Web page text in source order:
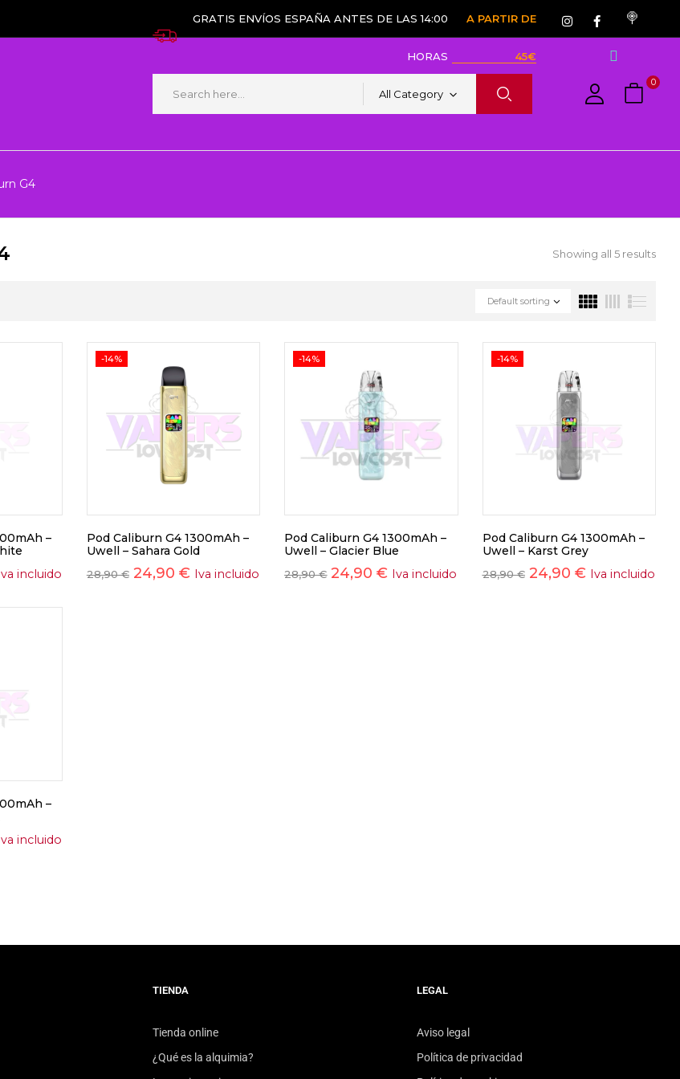
GRATIS ENVÍOS ESPAÑA ANTES DE LAS 14:00
HORAS
A PARTIR DE
45€
All Category
0
G4
Showing all 5 results
Default sorting
–
Iva incluido
-14%
Pod Caliburn G4 1300mAh –
Uwell – Sahara Gold
28,90€ 24,90 € Iva incluido
-14%
Pod Caliburn G4 1300mAh –
Uwell – Glacier Blue
28,90€ 24,90€ Iva incluido
-14%
Pod Caliburn G4 1300mAh –
Uwell – Karst Grey
28,90€ 24,90 € Iva incluido
–
incluido
TIENDA
Tienda online
¿Qué es la alquimia?
LEGAL
Aviso legal
Política de privacidad